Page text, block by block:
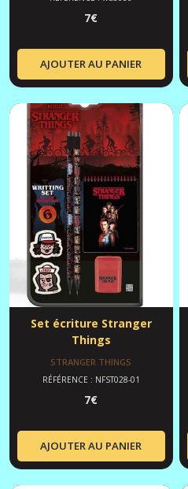
7€
AJOUTER AU PANIER
Set écriture Stranger
Things
STRANGER THINGS
RÉFÉRENCE : NFST028-01
7€
AJOUTER AU PANIER